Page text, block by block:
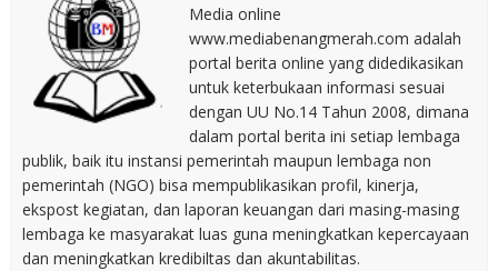
Media online
www.mediabenangmerah.com adalah
portal berita online yang didedikasikan
untuk keterbukaan informasi sesuai
dengan UU No.14 Tahun 2008, dimana
dalam portal berita ini setiap lembaga
publik, baik itu instansi pemerintah maupun lembaga non
pemerintah (NGO) bisa mempublikasikan profil, kinerja,
ekspost kegiatan, dan laporan keuangan dari masing-masing
lembaga ke masyarakat luas guna meningkatkan kepercayaan
dan meningkatkan kredibiltas dan akuntabilitas.